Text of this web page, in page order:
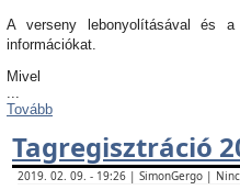
A verseny lebonyolításával és
információkat.
Mivel
...
Tovább
Tagregisztráció
2019. 02. 09. - 19:26 | SimonGergo |